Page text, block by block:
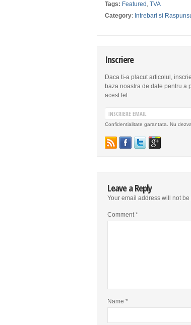
Tags: Featured , TVA
Category: Intrebari si
Inscriere
Daca ti-a placut articolul,
baza noastra de date pentru a
acest fel.
Confidentialitate garantata. Nu
Leave a Reply
Your email address will not
Comment*
Name *